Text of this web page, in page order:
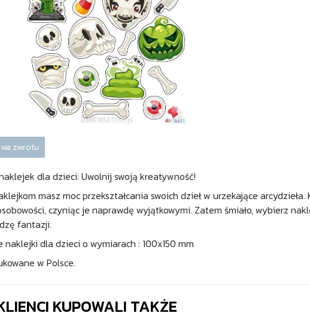
zwrotu
dla dzieci: Uwolnij swoją kreatywność!
masz moc przekształcania swoich dzieł w urzekające
czyniąc je naprawdę wyjątkowymi. Zatem śmiało, wybierz
fantazji.
naklejki dla dzieci o wymiarach : 100x150 mm
w Polsce.
KUPOWALI TAKŻE